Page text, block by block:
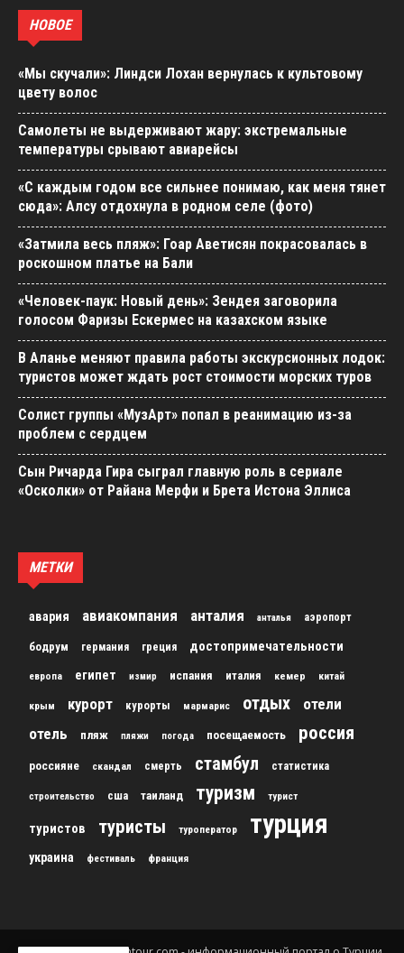
НОВОЕ
«Мы скучали»: Линдси Лохан вернулась к культовому
цвету волос
Самолеты не выдерживают жару: экстремальные
температуры срывают авиарейсы
«С каждым годом все сильнее понимаю, как меня тянет
сюда»: Алсу отдохнула в родном селе (фото)
«Затмила весь пляж»: Гоар Аветисян покрасовалась в
роскошном платье на Бали
«Человек-паук: Новый день»: Зендея заговорила
голосом Фаризы Ескермес на казахском языке
В Аланье меняют правила работы экскурсионных лодок:
туристов может ждать рост стоимости морских туров
Солист группы «МузАрт» попал в реанимацию из-за
проблем с сердцем
Сын Ричарда Гира сыграл главную роль в сериале
«Осколки» от Райана Мерфи и Брета Истона Эллиса
МЕТКИ
авария авиакомпания анталия анталья аэропорт
бодрум германия греция достопримечательности
европа египет измир испания италия кемер китай
крым курорт курорты мармарис отдых
отели
отель
пляж пляжи погода посещаемость россия
россияне скандал смерть стамбул статистика
строительство сша таиланд туризм турист
туристов туристы туроператор турция
украина фестиваль франция